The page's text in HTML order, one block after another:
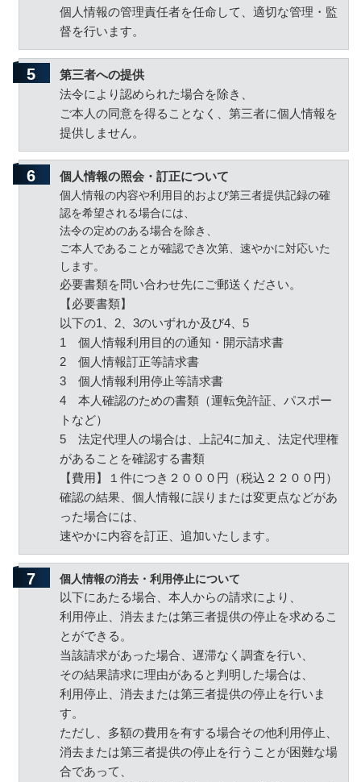
個人情報の管理責任者を任命して、適切な管理・監
督を行います。
第三者への提供
法令により認められた場合を除き、
ご本人の同意を得ることなく、第三者に個人情報を
提供しません。
個人情報の照会・訂正について
個人情報の内容や利用目的および第三者提供記録の確
認を希望される場合には、
法令の定めのある場合を除き、
ご本人であることが確認でき次第、速やかに対応いた
します。
必要書類を問い合わせ先にご郵送ください。
【必要書類】
以下の1 2 3のいずれか及び4
5
1
個人情報利用目的の通知・開示請求書
2 個人情報訂正等請求書
3 個人情報利用停止等請求書
4 本人確認のための書類（運転免許証、パスポー
トなど）
5 法定代理人の場合は、上記4に加え、法定代理権
があることを確認する書類
【費用】１件につき２０００円（税込２２００円）
確認の結果、個人情報に誤りまたは変更点などがあ
った場合には、
速やかに内容を訂正、追加いたします。
個人情報の消去・利用停止について
以下にあたる場合、本人からの請求により、
利用停止、消去または第三者提供の停止を求めるこ
とができる。
当該請求があった場合、遅滞なく調査を行い、
その結果請求に理由があると判明した場合は、
利用停止、消去または第三者提供の停止を行いま
す。
ただし、多額の費用を有する場合その他利用停止、
消去または第三者提供の停止を行うことが困難な場
合であって、